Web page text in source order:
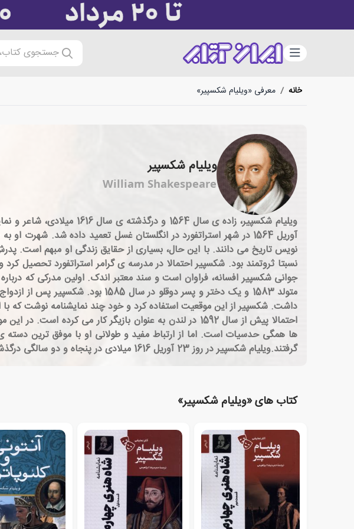
دسته‌بندی جستجوی
خانه / معرفی «ویلیام شکسپیر»
ویلیام شکسپیر
William Shakespeare
آوریل 1564 در شهر استراتفورد در انگلستان غسل تعمید داده شد.
نویس تاریخ می دانند. با این حال، بسیاری از حقایق زندگی او مبهم است.
نسبتا ثروتمند بود. شکسپیر احتمالا در مدرسه ی گرامر استراتفورد تحصیل
متولد 1583 و یک دختر و پسر
داشت. شکسپیر از این موقعیت استفاده کرد و خود چند نمایشنامه نوشت
احتمالا پیش از سال 1592 در لندن به عنوان بازیگر کار
ها همگی حدسیات است. اما از ارتباط مفید و طولانی او با موفق ترین دسته
گرفتند.ویلیام شکسپیر در روز 23 آوریل 1616 میلادی در پنجاه و دو سالگی درگذشت. جسدش را دو روز بعد در کلیسای مقدس ترینیتی به خاک سپردند.
کتاب های «ویلیام شکسپیر»